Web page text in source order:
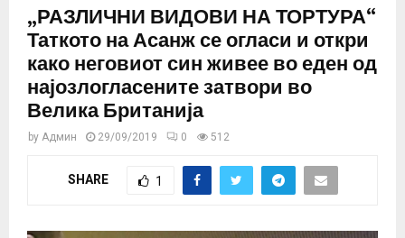
„РАЗЛИЧНИ ВИДОВИ НА ТОРТУРА“
Таткото на Асанж се огласи и откри
како неговиот син живее во еден од
најозлогласените затвори во
Велика Британија
by Админ 29/09/2019 0 512
SHARE 1